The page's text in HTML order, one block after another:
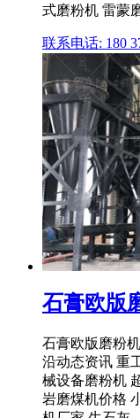
式磨粉机 雷蒙
联系电话: 180
石膏欧版
石膏欧版磨粉
沿动态资讯 重
械设备磨粉机
岩磨煤机价格